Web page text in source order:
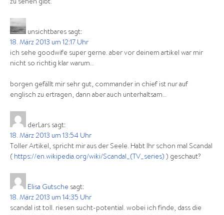
zu sehen gibt.
unsichtbares sagt:
18. März 2013 um 12:17 Uhr
ich sehe goodwife super gerne. aber vor deinem artikel war mir
nicht so richtig klar warum…
borgen gefällt mir sehr gut, commander in chief ist nur auf
englisch zu ertragen, dann aber auch unterhaltsam…
derLars sagt:
18. März 2013 um 13:54 Uhr
Toller Artikel, spricht mir aus der Seele. Habt Ihr schon mal Scandal
( https://en.wikipedia.org/wiki/Scandal_(TV_series) ) geschaut?
Elisa Gutsche sagt:
18. März 2013 um 14:35 Uhr
scandal ist toll. riesen sucht-potential. wobei ich finde, dass die